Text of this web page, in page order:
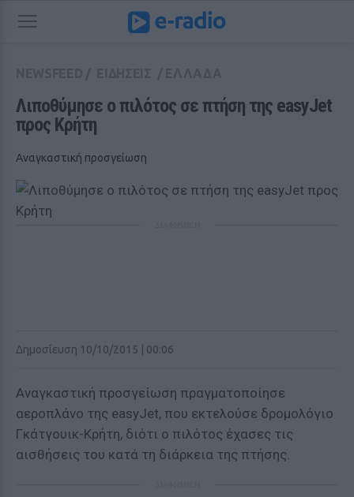
Λιποθύμησε ο πιλότος σε πτήση της easyJet
προς Κρήτη
Αναγκαστική προσγείωση
Δημοσίευση 10/10/2015 | 00:06
Αναγκαστική προσγείωση πραγματοποίησε
αεροπλάνο της easyJet, που εκτελούσε δρομολόγιο
Γκάτγουικ-Κρήτη, διότι ο πιλότος έχασες τις
αισθήσεις του κατά τη διάρκεια της πτήσης.